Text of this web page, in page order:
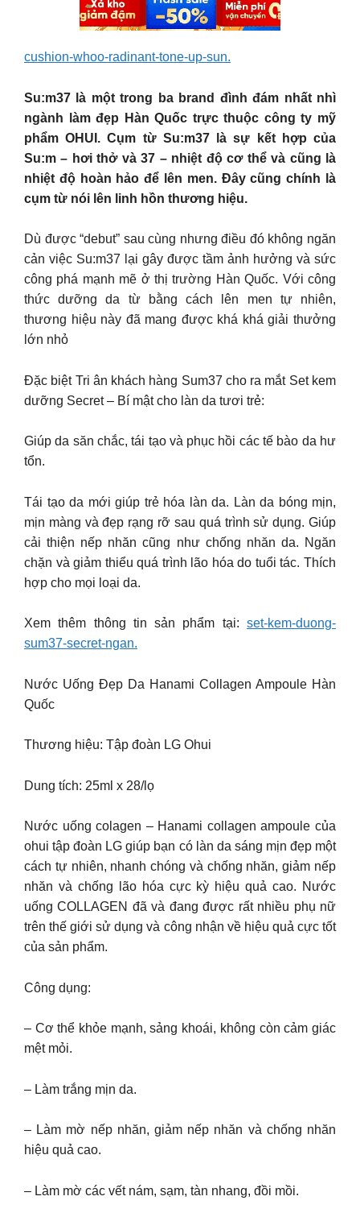
cushion-whoo-radinant-tone-up-sun.
Su:m37 là một trong ba brand đình đám nhất nhì
ngành làm đẹp Hàn Quốc trực thuộc công ty mỹ
phẩm OHUI. Cụm từ Su:m37 là sự kết hợp của
Su:m – hơi thở và 37 – nhiệt độ cơ thể và cũng là
nhiệt độ hoàn hảo để lên men. Đây cũng chính là
cụm từ nói lên linh hồn thương hiệu.
Dù được “debut” sau cùng nhưng điều đó không ngăn
cản việc Su:m37 lại gây được tầm ảnh hưởng và sức
công phá mạnh mẽ ở thị trường Hàn Quốc. Với công
thức dưỡng da từ bằng cách lên men tự nhiên,
thương hiệu này đã mang được khá khá giải thưởng
lớn nhỏ
Đặc biệt Tri ân khách hàng Sum37 cho ra mắt Set kem
dưỡng Secret – Bí mật cho làn da tươi trẻ:
Giúp da săn chắc, tái tạo và phục hồi các tế bào da hư
tổn.
Tái tạo da mới giúp trẻ hóa làn da. Làn da bóng mịn,
mịn màng và đẹp rạng rỡ sau quá trình sử dụng. Giúp
cải thiện nếp nhăn cũng như chống nhăn da. Ngăn
chặn và giảm thiểu quá trình lão hóa do tuổi tác. Thích
hợp cho mọi loại da.
Xem thêm thông tin sản phẩm tại: set-kem-duong-
sum37-secret-ngan.
Nước Uống Đẹp Da Hanami Collagen Ampoule Hàn
Quốc
Thương hiệu: Tập đoàn LG Ohui
Dung tích: 25ml x 28/lọ
Nước uống colagen – Hanami collagen ampoule của
ohui tập đoàn LG giúp bạn có làn da sáng mịn đẹp một
cách tự nhiên, nhanh chóng và chống nhăn, giảm nếp
nhăn và chống lão hóa cực kỳ hiệu quả cao. Nước
uống COLLAGEN đã và đang được rất nhiều phụ nữ
trên thế giới sử dụng và công nhận về hiệu quả cực tốt
của sản phẩm.
Công dụng:
– Cơ thể khỏe mạnh, sảng khoái, không còn cảm giác
mệt mỏi.
– Làm trắng mịn da.
– Làm mờ nếp nhăn, giảm nếp nhăn và chống nhăn
hiệu quả cao.
– Làm mờ các vết nám, sạm, tàn nhang, đồi mồi.